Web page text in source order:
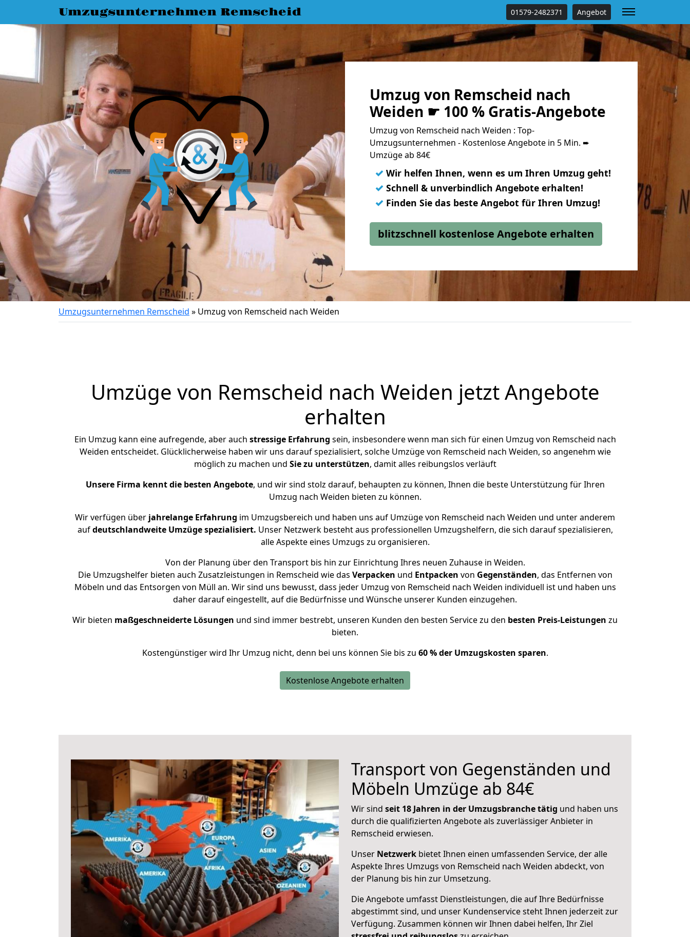
Umzugsunternehmen Remscheid 01579-2482371 Angebot
Umzug von Remscheid nach
Weiden ☛ 100 % Gratis-Angebote
Umzug von Remscheid nach Weiden : Top-
Umzugsunternehmen - Kostenlose Angebote in 5 Min. ➨
Umzüge ab 84€
✓ Wir helfen Ihnen, wenn es um Ihren Umzug geht!
✓ Schnell & unverbindlich Angebote erhalten!
✓ Finden Sie das beste Angebot für Ihren Umzug!
blitzschnell kostenlose Angebote erhalten
Umzugsunternehmen Remscheid » Umzug von Remscheid nach Weiden
Umzüge von Remscheid nach Weiden jetzt Angebote
erhalten
Ein Umzug kann eine aufregende, aber auch stressige Erfahrung sein, insbesondere wenn man sich für einen Umzug von Remscheid nach
Weiden entscheidet. Glücklicherweise haben wir uns darauf spezialisiert, solche Umzüge von Remscheid nach Weiden, so angenehm wie
möglich zu machen und Sie zu unterstützen, damit alles reibungslos verläuft
Unsere Firma kennt die besten Angebote, und wir sind stolz darauf, behaupten zu können, Ihnen die beste Unterstützung für Ihren
Umzug nach Weiden bieten zu können.
Wir verfügen über jahrelange Erfahrung im Umzugsbereich und haben uns auf Umzüge von Remscheid nach Weiden und unter anderem
aufdeutschlandweite Umzüge spezialisiert. Unser Netzwerk besteht aus professionellen Umzugshelfern, die sich darauf spezialisieren,
alle Aspekte eines Umzugs zu organisieren.
Von der Planung über den Transport bis hin zur Einrichtung Ihres neuen Zuhause in Weiden.
Die Umzugshelfer bieten auch Zusatzleistungen in Remscheid wie das Verpacken und Entpacken von Gegenständen, das Entfernen von
Möbeln und das Entsorgen von Müll an. Wir sind uns bewusst, dass jeder Umzug von Remscheid nach Weiden individuell ist und haben uns
daher darauf eingestellt, auf die Bedürfnisse und Wünsche unserer Kunden einzugehen.
Wir bieten maßgeschneiderte Lösungen und sind immer bestrebt, unseren Kunden den besten Service zu den besten Preis-Leistungen zu
bieten.
Kostengünstiger wird Ihr Umzug nicht, denn bei uns können Sie bis zu 60 % der Umzugskosten sparen.
Kostenlose Angebote erhalten
Transport von Gegenständen und
Möbeln Umzüge ab 84€
Wir sind seit 18 Jahren in der Umzugsbranche tätig und haben uns
durch die qualifizierten Angebote als zuverlässiger Anbieter in
Remscheid erwiesen.
Unser Netzwerk bietet Ihnen einen umfassenden Service, der alle
Aspekte Ihres Umzugs von Remscheid nach Weiden abdeckt, von
der Planung bis hin zur Umsetzung.
Die Angebote umfasst Dienstleistungen, die auf Ihre Bedürfnisse
abgestimmt sind, und unser Kundenservice steht Ihnen jederzeit zur
Verfügung. Zusammen können wir Ihnen dabei helfen, Ihr Ziel